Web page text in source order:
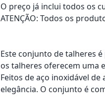
O preço já inclui todos os
ATENÇÃO: Todos os
Este conjunto de talheres
os talheres oferecem uma
Feitos de aço inoxidável
elegância. O conjunto é